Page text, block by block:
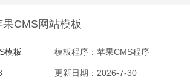
CMS网站模板
模板 模板程序：苹果CMS程序
更新日期：2026-7-30